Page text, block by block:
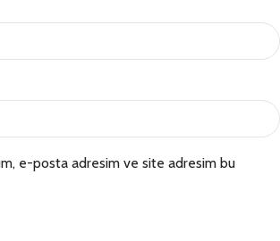
e-posta adresim ve site adresim bu